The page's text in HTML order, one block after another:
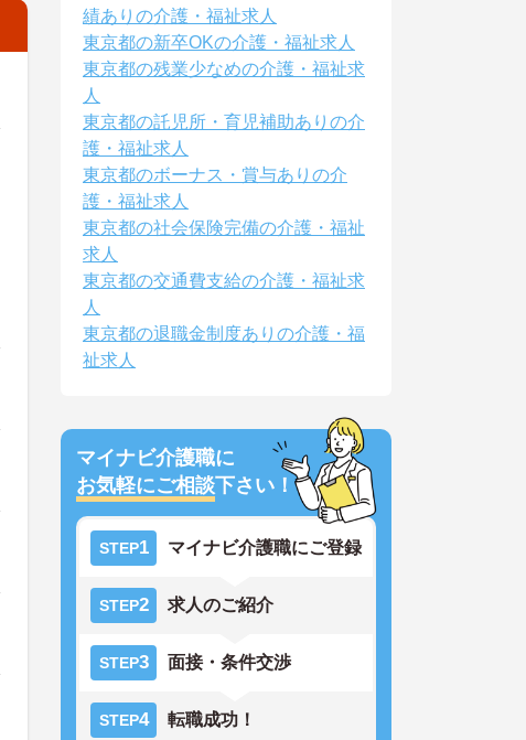
績ありの介護・福祉求人
東京都の新卒OKの介護・福祉求人
東京都の残業少なめの介護・福祉求
人
東京都の託児所・育児補助ありの介
護・福祉求人
東京都のボーナス・賞与ありの介
護・福祉求人
東京都の社会保険完備の介護・福祉
求人
東京都の交通費支給の介護・福祉求
人
東京都の退職金制度ありの介護・福
祉求人
マイナビ介護職に
お気軽にご相談下さい！
STEP1 マイナビ介護職にご登録
STEP2 求人のご紹介
STEP3 面接・条件交渉
STEP4 転職成功！